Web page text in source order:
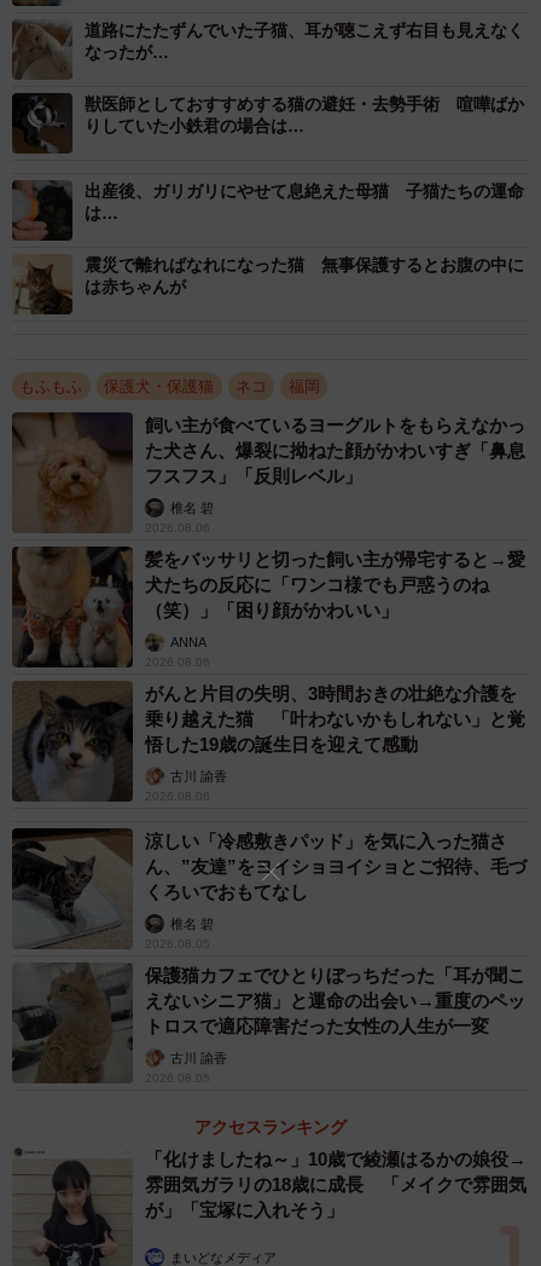
げられず、抱き上げて保護することができた。
江口さんは、ひとまず子猫を車に乗せて出勤した。一大事
だと思った江口さんは、社長に事情を話して、一刻も早く
子猫を動物病院に連れて行きたかったが、社長の理解を得
られず、車に乗せたまま気をもんだ。昼頃、社長が出かけ
たので、社長の奥さんが「病院に連れて行っていいよ」と
言ってくれた。
子猫のために引っ越し
3/5
アップでも可愛いでしょ
会社の近くには３軒の動物病院があったが、１軒は休診
日、残る2軒も昼休みだった。１軒の動物病院は、具合が悪
ければ連れてきていいと言ってくれたので、缶入りのキャ
ットフードを与えても食べないため診察してもらったとい
子猫は、やせていて小さかったが、生後2カ月くらい。車に
はねられ、骨盤と後ろ脚を骨折し、出血もしていた。
「今日、生きられるかどうか分からない。元気が出たら手
道路にたたずんでいた子猫、耳が聴こえず右目も見えなく
なったが…
獣医師としておすすめする猫の避妊・去勢手術 喧嘩ばか
りしていた小鉄君の場合は…
出産後、ガリガリにやせて息絶えた母猫 子猫たちの運命
は…
震災で離ればなれになった猫 無事保護するとお腹の中に
は赤ちゃんが
もふもふ 保護犬・保護猫 ネコ 福岡
飼い主が食べているヨーグルトをもらえなかっ
た犬さん、爆裂に拗ねた顔がかわいすぎ「鼻息
フスフス」「反則レベル」
椎名 碧
2026.08.06
髪をバッサリと切った飼い主が帰宅すると→愛
犬たちの反応に「ワンコ様でも戸惑うのね
（笑）」「困り顔がかわいい」
ANNA
2026.08.06
がんと片目の失明、3時間おきの壮絶な介護を
乗り越えた猫 「叶わないかもしれない」と覚
悟した19歳の誕生日を迎えて感動
古川 諭香
2026.08.06
涼しい「冷感敷きパッド」を気に入った猫さ
ん、”友達”をヨイショヨイショとご招待、毛づ
くろいでおもてなし
椎名 碧
2026.08.05
保護猫カフェでひとりぼっちだった「耳が聞こ
えないシニア猫」と運命の出会い→重度のペッ
トロスで適応障害だった女性の人生が一変
古川 諭香
2026.08.05
アクセスランキング
「化けましたね～」10歳で綾瀬はるかの娘役→
雰囲気ガラリの18歳に成長 「メイクで雰囲気
が」「宝塚に入れそう」
まいどなメディア